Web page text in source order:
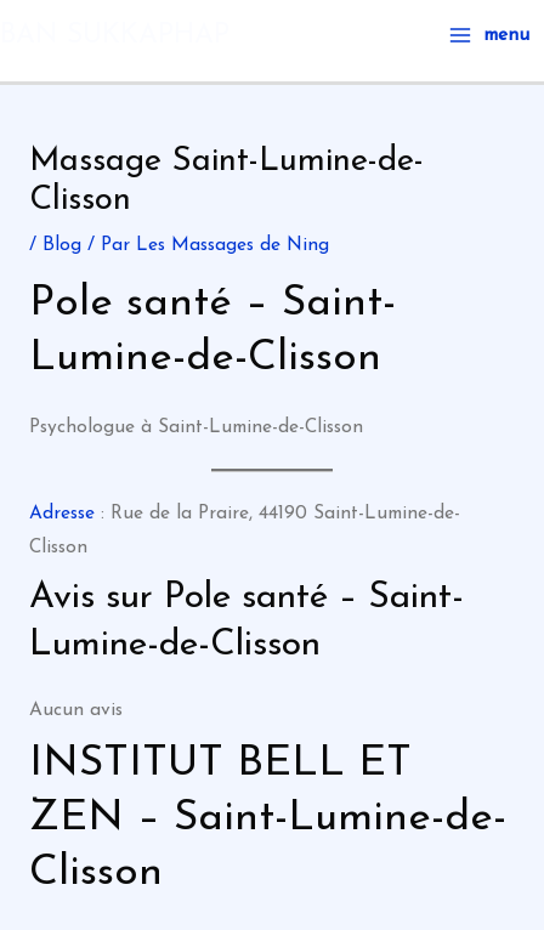
contenu
Main
Menu
menu
Massage Saint-Lumine-de-
Clisson
/ Blog/ Par Les Massages de Ning
Pole santé – Saint-
Lumine-de-Clisson
Psychologue à Saint-Lumine-de-Clisson
Adresse: Rue de la Praire, 44190 Saint-Lumine-de-
Clisson
Avis sur Pole santé – Saint-
Lumine-de-Clisson
Aucun avis
INSTITUT BELL ET
ZEN – Saint-Lumine-de-
Clisson